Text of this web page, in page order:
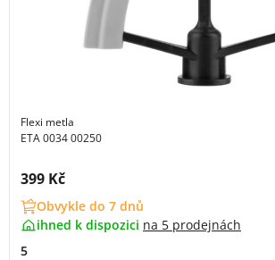
Flexi metla
ETA 0034 00250
Cena s DPH:
399 Kč
Obvykle do 7 dnů
ihned k dispozici na 5 prodejnách
5